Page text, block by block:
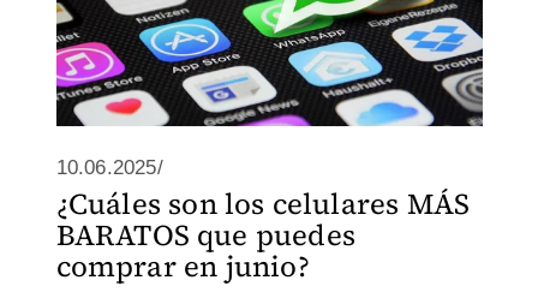
10.06.2025/
¿Cuáles son los celulares MÁS
BARATOS que puedes
comprar en junio?